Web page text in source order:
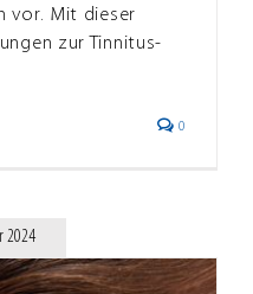
vor. Mit dieser
zur Tinnitus-
0
2024